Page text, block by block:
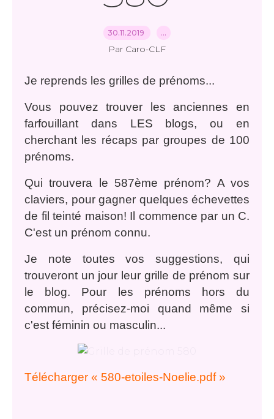
30.11.2019 …
Par Caro-CLF
Je reprends les grilles de prénoms...
Vous pouvez trouver les anciennes en
farfouillant dans LES blogs, ou en
cherchant les récaps par groupes de 100
prénoms.
Qui trouvera le 587ème prénom? A vos
claviers, pour gagner quelques échevettes
de fil teinté maison! Il commence par un C.
C'est un prénom connu.
Je note toutes vos suggestions, qui
trouveront un jour leur grille de prénom sur
le blog. Pour les prénoms hors du
commun, précisez-moi quand même si
c'est féminin ou masculin...
Télécharger « 580-etoiles-Noelie.pdf »